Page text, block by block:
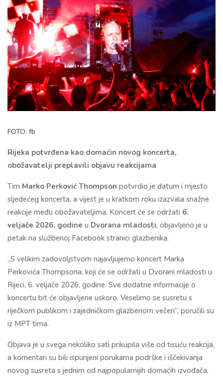
FOTO: fb
Rijeka potvrđena kao domaćin novog koncerta,
obožavatelji preplavili objavu reakcijama
Tim Marko Perković Thompson potvrdio je datum i mjesto
sljedećeg koncerta, a vijest je u kratkom roku izazvala snažne
reakcije među obožavateljima. Koncert će se održati 6.
veljače 2026. godine u Dvorana mladosti, objavljeno je u
petak na službenoj Facebook stranici glazbenika.
„S velikim zadovoljstvom najavljujemo koncert Marka
Perkovića Thompsona, koji će se održati u Dvorani mladosti u
Rijeci, 6. veljače 2026. godine. Sve dodatne informacije o
koncertu bit će objavljene uskoro. Veselimo se susretu s
riječkom publikom i zajedničkom glazbenom večeri“, poručili su
iz MPT tima.
Objava je u svega nekoliko sati prikupila više od tisuću reakcija,
a komentari su bili ispunjeni porukama podrške i iščekivanja
novog susreta s jednim od najpopularnijih domaćih izvođača.